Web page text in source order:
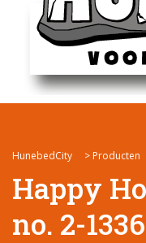
HunebedCity > Producten
Happy
no. 2-